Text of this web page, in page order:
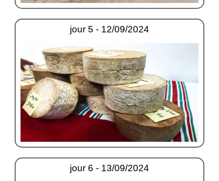
jour 5 - 12/09/2024
jour 6 - 13/09/2024